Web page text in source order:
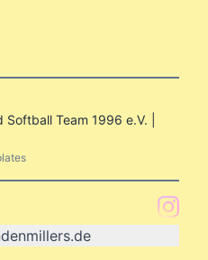
Team 1996 e.V. |
enmillers.de